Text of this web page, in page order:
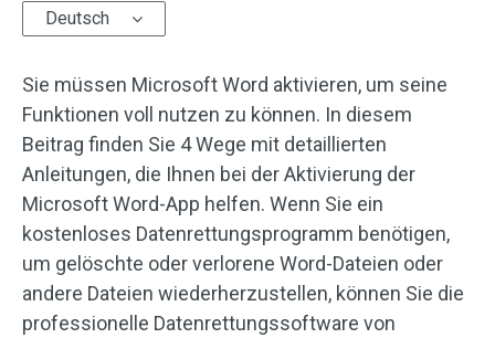
Deutsch
Sie müssen Microsoft Word aktivieren, um seine
Funktionen voll nutzen zu können. In diesem
Beitrag finden Sie 4 Wege mit detaillierten
Anleitungen, die Ihnen bei der Aktivierung der
Microsoft Word-App helfen. Wenn Sie ein
kostenloses Datenrettungsprogramm benötigen,
um gelöschte oder verlorene Word-Dateien oder
andere Dateien wiederherzustellen, können Sie die
professionelle Datenrettungssoftware von